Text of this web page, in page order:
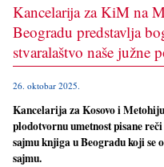
Kancelarija za KiM na
Beogradu predstavlja
stvaralaštvo naše južne
26. oktobar 2025.
Kancelarija za Kosovo i
plodotvornu umetnost pisane
sajmu knjiga u Beogradu koji se
sajmu.